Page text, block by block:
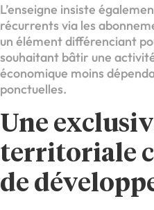
L’enseigne insiste
récurrents via les
un élément différenciant
souhaitant bâtir une
économique moins
ponctuelles.
Une
territoriale
de